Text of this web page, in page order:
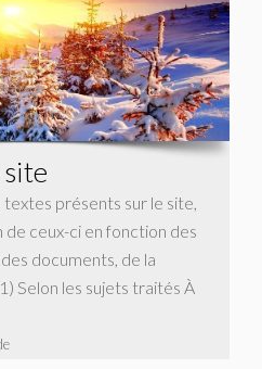
présents sur le site,
ceux-ci en fonction des
documents, de la
Selon les sujets traités À